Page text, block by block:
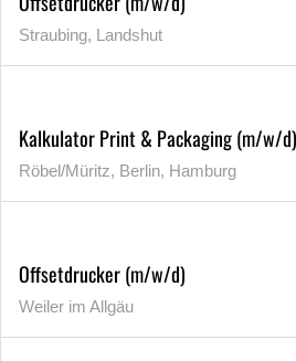
Straubing, Landshut
Kalkulator Print & Packaging (m/w/d)
Röbel/Müritz, Berlin, Hamburg
Offsetdrucker (m/w/d)
Weiler im Allgäu